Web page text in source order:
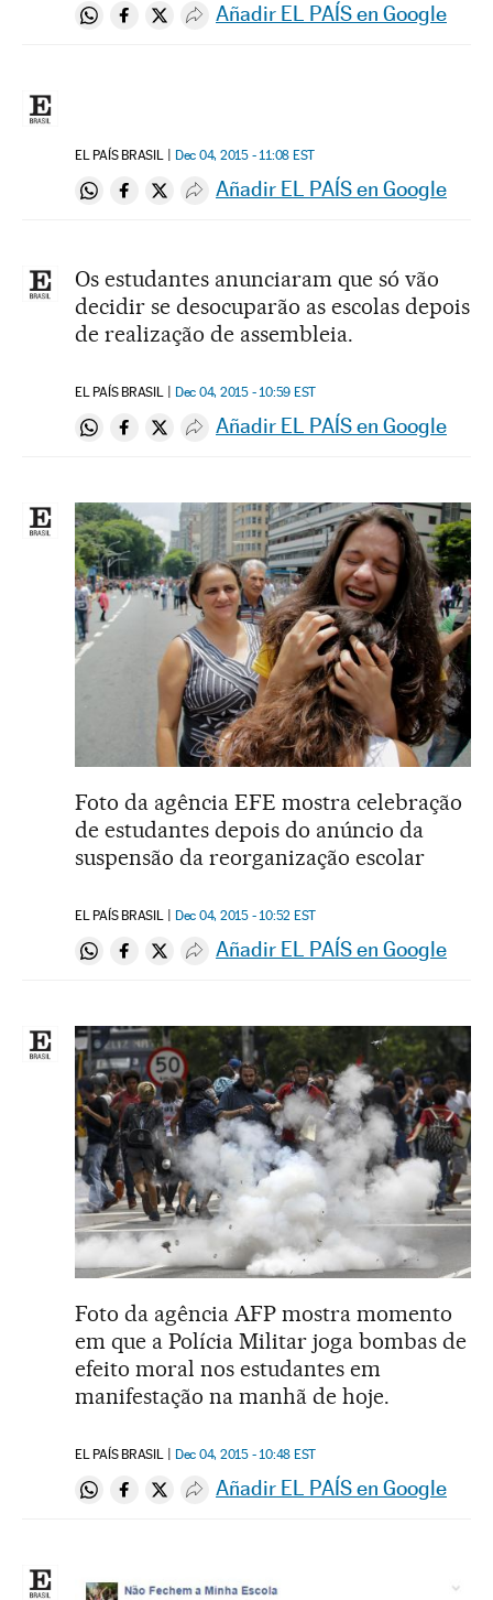
Compartir en Whatsapp
Compartir en Facebook
Compartir en Twitter
Desplegar Redes Sociales
Añadir EL PAÍS en Google
EL PAÍS BRASIL Dec 04, 2015 - 11:08 EST
Compartir en Whatsapp
Compartir en Facebook
Compartir en Twitter
Desplegar Redes Sociales
Añadir EL PAÍS en Google
Os estudantes anunciaram que só vão
decidir se desocuparão as escolas depois
de realização de assembleia.
EL PAÍS BRASIL Dec 04, 2015 - 10:59 EST
Compartir en Whatsapp
Compartir en Facebook
Compartir en Twitter
Desplegar Redes Sociales
Añadir EL PAÍS en Google
Foto da agência EFE mostra celebração
de estudantes depois do anúncio da
suspensão da reorganização escolar
EL PAÍS BRASIL Dec 04, 2015 - 10:52 EST
Compartir en Whatsapp
Compartir en Facebook
Compartir en Twitter
Desplegar Redes Sociales
Añadir EL PAÍS en Google
Foto da agência AFP mostra momento
em que a Polícia Militar joga bombas de
efeito moral nos estudantes em
manifestação na manhã de hoje.
EL PAÍS BRASIL Dec 04, 2015 - 10:48 EST
Compartir en Whatsapp
Compartir en Facebook
Compartir en Twitter
Desplegar Redes Sociales
Añadir EL PAÍS en Google